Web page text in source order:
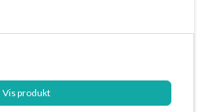
Vis produkt